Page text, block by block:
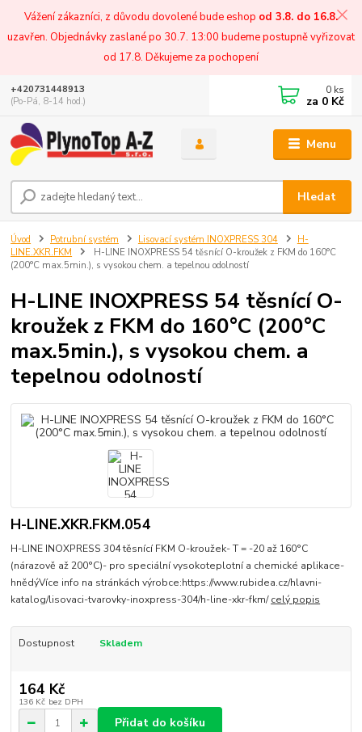
Vážení zákazníci, z důvodu dovolené bude eshop od 3.8. do 16.8.
uzavřen. Objednávky zaslané po 30.7. 13:00 budeme postupně vyřizovat
od 17.8. Děkujeme za pochopení
Menu
Hledat
+420731448913
(Po-Pá, 8-14 hod.)
0 ks
za 0 Kč
Úvod Potrubní systém Lisovací systém INOXPRESS 304
H-
LINE.XKR.FKM
H-LINE INOXPRESS 54 těsnící O-kroužek z FKM do 160°C
(200°C max.5min.), s vysokou chem. a tepelnou odolností
H-LINE INOXPRESS 54 těsnící O-
kroužek z FKM do 160°C (200°C
max.5min.), s vysokou chem. a
tepelnou odolností
H-LINE.XKR.FKM.054
H-LINE INOXPRESS 304 těsnící FKM O-kroužek- T = -20 až 160°C
(nárazově až 200°C)- pro speciální vysokoteplotní a chemické aplikace-
hnědýVíce info na stránkách výrobce:https://www.rubidea.cz/hlavni-
katalog/lisovaci-tvarovky-inoxpress-304/h-line-xkr-fkm/celý popis
Dostupnost Skladem
164 Kč
136 Kč bez DPH
Přidat do košíku